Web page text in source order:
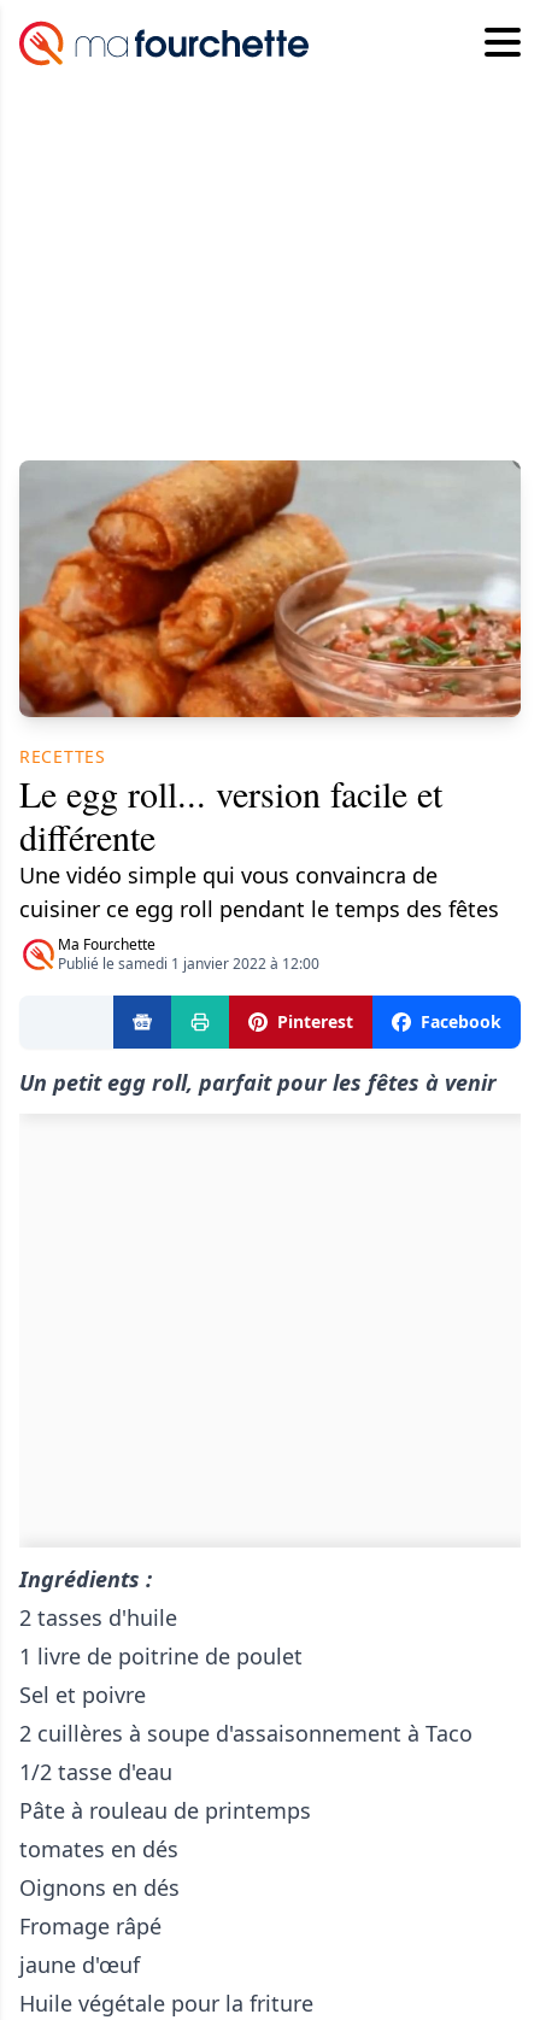
RECETTES
Le egg roll... version facile et
différente
Une vidéo simple qui vous convaincra de
cuisiner ce egg roll pendant le temps des fêtes
Ma Fourchette
Publié le samedi 1 janvier 2022 à 12:00
Pinterest Facebook
Un petit egg roll, parfait pour les fêtes à venir
Ingrédients :
2 tasses d'huile
1 livre de poitrine de poulet
Sel et poivre
2 cuillères à soupe d'assaisonnement à Taco
1/2 tasse d'eau
Pâte à rouleau de printemps
tomates en dés
Oignons en dés
Fromage râpé
jaune d'œuf
Huile végétale pour la friture